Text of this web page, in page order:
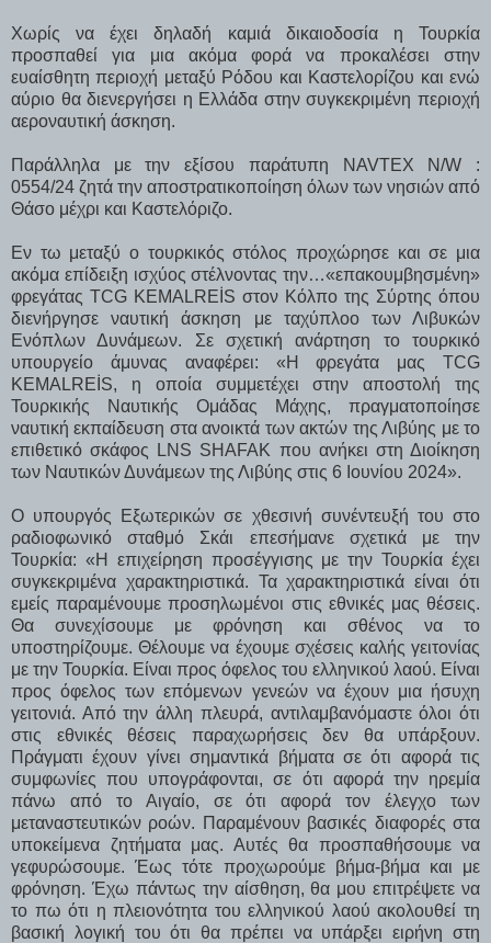
Χωρίς να έχει δηλαδή καμιά δικαιοδοσία η Τουρκία
προσπαθεί για μια ακόμα φορά να προκαλέσει στην
ευαίσθητη περιοχή μεταξύ Ρόδου και Καστελορίζου και ενώ
αύριο θα διενεργήσει η Ελλάδα στην συγκεκριμένη περιοχή
αεροναυτική άσκηση.
Παράλληλα με την εξίσου παράτυπη NAVTEX N/W :
0554/24 ζητά την αποστρατικοποίηση όλων των νησιών από
Θάσο μέχρι και Καστελόριζο.
Εν τω μεταξύ ο τουρκικός στόλος προχώρησε και σε μια
ακόμα επίδειξη ισχύος στέλνοντας την…«επακουμβησμένη»
φρεγάτας TCG KEMALREİS στον Κόλπο της Σύρτης όπου
διενήργησε ναυτική άσκηση με ταχύπλοο των Λιβυκών
Ενόπλων Δυνάμεων. Σε σχετική ανάρτηση το τουρκικό
υπουργείο άμυνας αναφέρει: «Η φρεγάτα μας TCG
KEMALREİS, η οποία συμμετέχει στην αποστολή της
Τουρκικής Ναυτικής Ομάδας Μάχης, πραγματοποίησε
ναυτική εκπαίδευση στα ανοικτά των ακτών της Λιβύης με το
επιθετικό σκάφος LNS SHAFAK που ανήκει στη Διοίκηση
των Ναυτικών Δυνάμεων της Λιβύης στις 6 Ιουνίου 2024».
Ο υπουργός Εξωτερικών σε χθεσινή συνέντευξή του στο
ραδιοφωνικό σταθμό Σκάι επεσήμανε σχετικά με την
Τουρκία: «Η επιχείρηση προσέγγισης με την Τουρκία έχει
συγκεκριμένα χαρακτηριστικά. Τα χαρακτηριστικά είναι ότι
εμείς παραμένουμε προσηλωμένοι στις εθνικές μας θέσεις.
Θα συνεχίσουμε με φρόνηση και σθένος να το
υποστηρίζουμε. Θέλουμε να έχουμε σχέσεις καλής γειτονίας
με την Τουρκία. Είναι προς όφελος του ελληνικού λαού. Είναι
προς όφελος των επόμενων γενεών να έχουν μια ήσυχη
γειτονιά. Από την άλλη πλευρά, αντιλαμβανόμαστε όλοι ότι
στις εθνικές θέσεις παραχωρήσεις δεν θα υπάρξουν.
Πράγματι έχουν γίνει σημαντικά βήματα σε ότι αφορά τις
συμφωνίες που υπογράφονται, σε ότι αφορά την ηρεμία
πάνω από το Αιγαίο, σε ότι αφορά τον έλεγχο των
μεταναστευτικών ροών. Παραμένουν βασικές διαφορές στα
υποκείμενα ζητήματα μας. Αυτές θα προσπαθήσουμε να
γεφυρώσουμε. Έως τότε προχωρούμε βήμα-βήμα και με
φρόνηση. Έχω πάντως την αίσθηση, θα μου επιτρέψετε να
το πω ότι η πλειονότητα του ελληνικού λαού ακολουθεί τη
βασική λογική του ότι θα πρέπει να υπάρξει ειρήνη στη